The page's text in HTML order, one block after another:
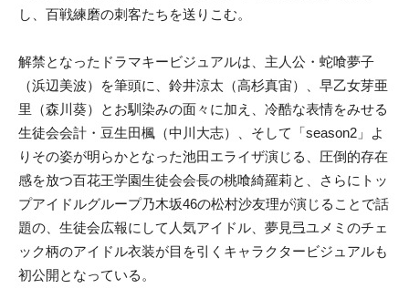
し、百戦練磨の刺客たちを送りこむ。
解禁となったドラマキービジュアルは、主人公・蛇喰夢子
（浜辺美波）を筆頭に、鈴井涼太（高杉真宙）、早乙女芽亜
里（森川葵）とお馴染みの面々に加え、冷酷な表情をみせる
生徒会会計・豆生田楓（中川大志）、そして「season2」よ
りその姿が明らかとなった池田エライザ演じる、圧倒的存在
感を放つ百花王学園生徒会会長の桃喰綺羅莉と、さらにトッ
プアイドルグループ乃木坂46の松村沙友理が演じることで話
題の、生徒会広報にして人気アイドル、夢見弖ユメミのチェ
ック柄のアイドル衣装が目を引くキャラクタービジュアルも
初公開となっている。